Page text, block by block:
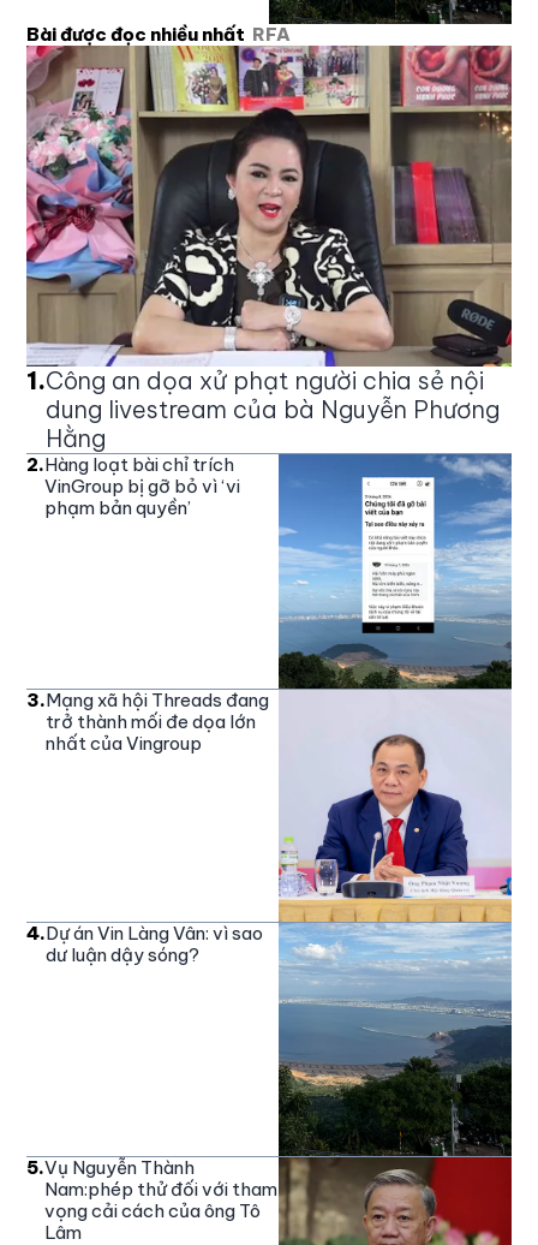
Bài được đọc nhiều nhất RFA
1.Công an dọa xử phạt người chia sẻ nội
dung livestream của bà Nguyễn Phương
Hằng
2.Hàng loạt bài chỉ trích
VinGroup bị gỡ bỏ vì ‘vi
phạm bản quyền’
3.Mạng xã hội Threads đang
trở thành mối đe dọa lớn
nhất của Vingroup
4.Dự án Vin Làng Vân: vì sao
dư luận dậy sóng?
5.Vụ Nguyễn Thành
Nam:phép thử đối với tham
vọng cải cách của ông Tô
Lâm